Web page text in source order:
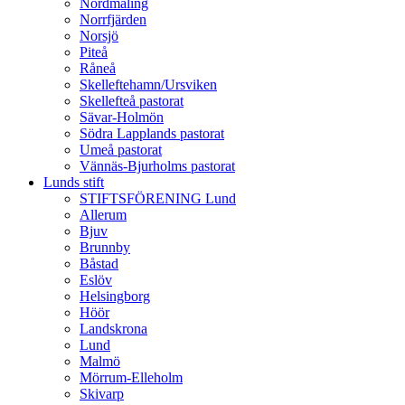
Norrfjärden
Norsjö
Piteå
Råneå
Skelleftehamn/Ursviken
Skellefteå pastorat
Sävar-Holmön
Södra Lapplands pastorat
Umeå pastorat
Vännäs-Bjurholms pastorat
Lunds stift
STIFTSFÖRENING Lund
Allerum
Bjuv
Brunnby
Båstad
Eslöv
Helsingborg
Höör
Landskrona
Lund
Malmö
Mörrum-Elleholm
Skivarp